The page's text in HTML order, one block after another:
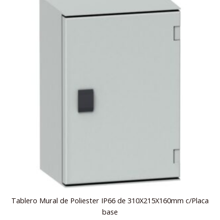
Tablero Mural de Poliester IP66 de 310X215X160mm c/Placa
base